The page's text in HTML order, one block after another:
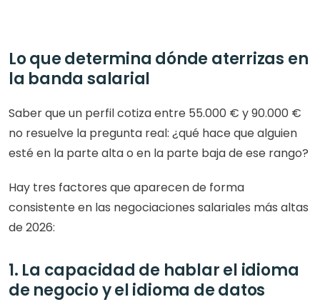
Lo que determina dónde aterrizas en
la banda salarial
Saber que un perfil cotiza entre 55.000 € y 90.000 €
no resuelve la pregunta real: ¿qué hace que alguien
esté en la parte alta o en la parte baja de ese rango?
Hay tres factores que aparecen de forma
consistente en las negociaciones salariales más altas
de 2026:
1. La capacidad de hablar el idioma
de negocio y el idioma de datos